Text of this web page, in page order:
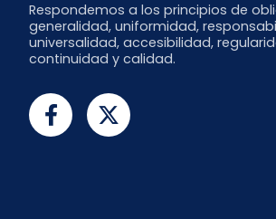
Respondemos a los principios de
generalidad, uniformidad,
universalidad, accesibilidad,
continuidad y calidad.